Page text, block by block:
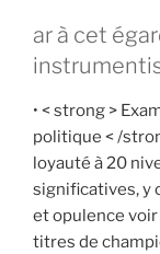
ar à cet
• < strong >
politique < /
loyauté à 20
significatives, y
et opulence
titres de